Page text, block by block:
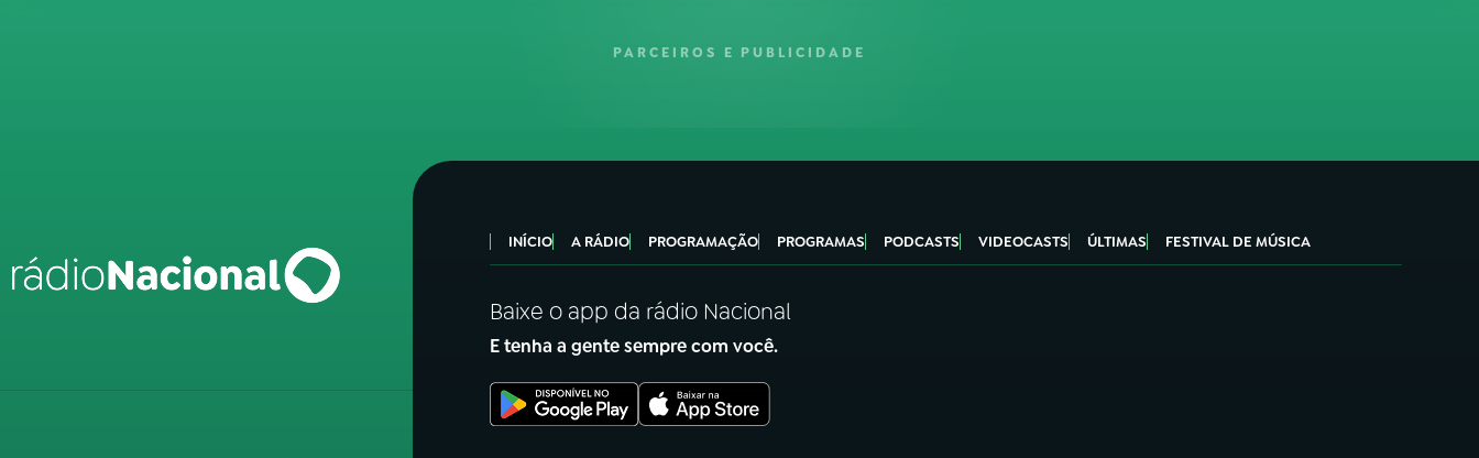
PARCEIROS E PUBLICIDADE
INÍCIO A RÁDIO PROGRAMAÇÃO PROGRAMAS PODCASTS VIDEOCASTS ÚLTIMAS FESTIVAL DE MÚSICA
Baixe o app da rádio Nacional
E tenha a gente sempre com você.